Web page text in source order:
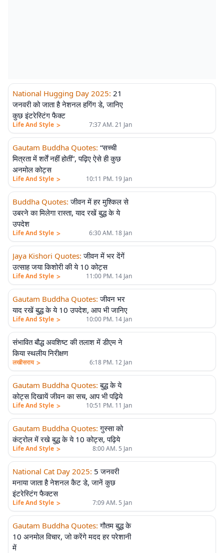
National Hugging Day 2025: 21
जनवरी को जाता है नेशनल हगिंग डे, जानिए
कुछ इंटरेस्टिंग फैक्ट
Life And Style > 7:37 AM. 21 Jan
Gautam Buddha Quotes: “सच्ची
मित्रता में शर्तें नहीं होतीं”, पढ़िए ऐसे ही कुछ
अनमोल कोट्स
Life And Style > 10:11 PM. 19 Jan
Buddha Quotes: जीवन में हर मुश्किल से
उबरने का मिलेगा रास्ता, याद रखें बुद्ध के ये
उपदेश
Life And Style > 6:30 AM. 18 Jan
Jaya Kishori Quotes: जीवन में भर देंगें
उत्साह जया किशोरी की ये 10 कोट्स
Life And Style > 11:00 PM. 14 Jan
Gautam Buddha Quotes: जीवन भर
याद रखें बुद्ध के ये 10 उपदेश, आप भी जानिए
Life And Style > 10:00 PM. 14 Jan
संभावित बौद्ध अवशिष्ट की तलाश में डीएम ने
किया स्थलीय निरीक्षण
लखीसराय > 6:18 PM. 12 Jan
Gautam Buddha Quotes: बुद्ध के ये
कोट्स दिखायें जीवन का सच, आप भी पढ़िये
Life And Style > 10:51 PM. 11 Jan
Gautam Buddha Quotes: गुस्सा को
कंट्रोल में रखे बुद्ध के ये 10 कोट्स, पढ़िये
Life And Style > 8:00 AM. 5 Jan
National Cat Day 2025: 5 जनवरी
मनाया जाता है नेशनल कैट डे, जानें कुछ
इंटरेस्टिंग फैक्टस
Life And Style > 7:09 AM. 5 Jan
Gautam Buddha Quotes: गौतम बुद्ध के
10 अनमोल विचार, जो करेंगे मदद हर परेशानी
में